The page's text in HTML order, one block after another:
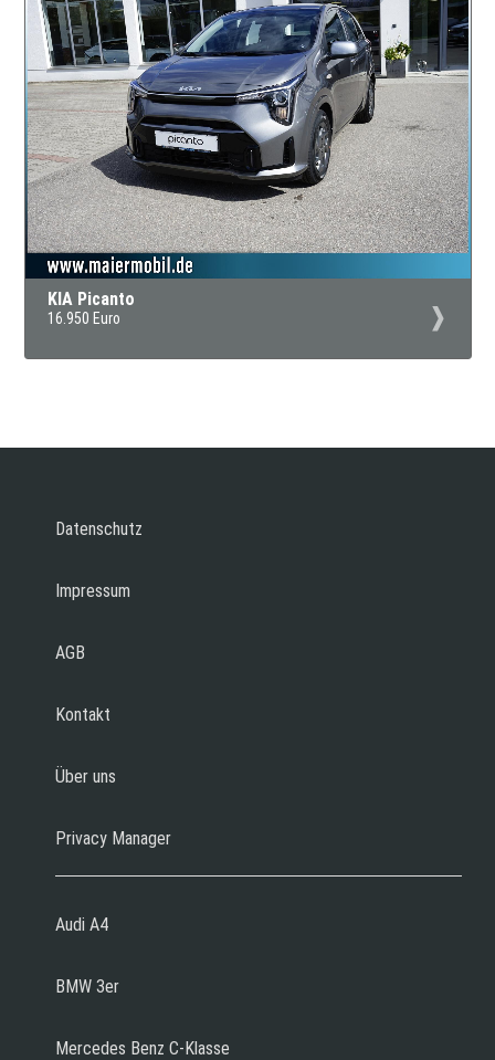
KIA Picanto
16.950 Euro
Datenschutz
Impressum
AGB
Kontakt
Über uns
Privacy Manager
Audi A4
BMW 3er
Mercedes Benz C-Klasse